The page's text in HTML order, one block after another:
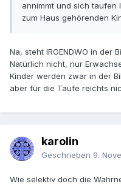
annimmt und sich taufen
zum Haus gehörenden
Na, steht IRGENDWO in der
Natürlich nicht, nur
Kinder werden zwar in der
aber für die Taufe reichts
karolin
Geschrieben 9.
Wie selektiv doch die